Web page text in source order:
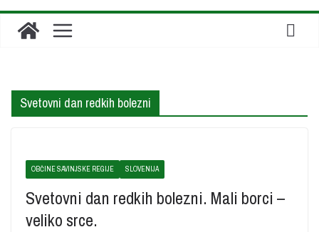
Svetovni dan redkih bolezni
OBČINE SAVINJSKE REGIJE SLOVENIJA
Svetovni dan redkih bolezni. Mali borci –
veliko srce.